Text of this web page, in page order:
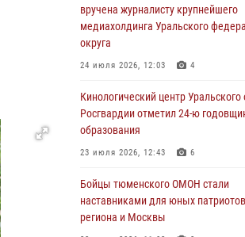
Стальной характер
росгвардейцы в ходе масштабных
спортивных событий на Урале
05 августа 2026, 05:22
В Тюмени сотрудник Росгвардии
внеслужебное время задержал
ДТП
05 августа 2026, 05:15
Со 101-м Днём рождения
сотрудники Росгвардии труженицу
Тюмени
вручена журналисту крупнейшего
медиахолдинга Уральского
округа
24 июля 2026, 12:03 4
Кинологический центр Уральского
Росгвардии отметил 24-ю
образования
23 июля 2026, 12:43 6
Бойцы тюменского ОМОН стали
наставниками для юных
региона и Москвы